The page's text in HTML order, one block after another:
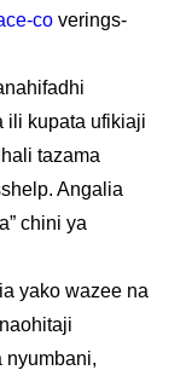
co verings-
ili kupata ufikiaji
tazama
Angalia
chini ya
yako wazee na
nyumbani,